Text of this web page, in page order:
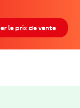
le prix de vente